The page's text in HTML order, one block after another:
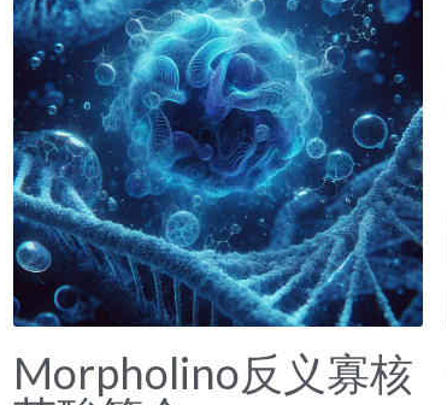
Morpholino反义寡核